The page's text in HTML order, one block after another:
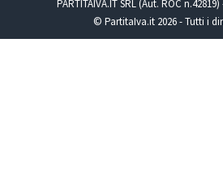
PARTITAIVA.IT SRL (Aut. ROC
© PartitaIva.it 2026 - Tutti i